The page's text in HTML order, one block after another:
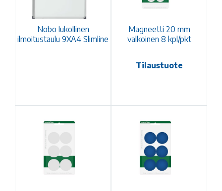
Nobo lukollinen
ilmoitustaulu 9XA4 Slimline
Magneetti 20 mm
valkoinen 8 kpl/pkt
Tilaustuote